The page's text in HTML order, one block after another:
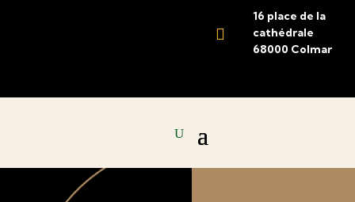

16 place de la
cathédrale
68000 Colmar